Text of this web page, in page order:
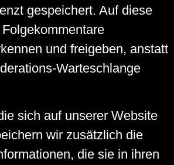
gespeichert. Auf diese
und freigeben, anstatt
Warteschlange
sich auf unserer Website
wir zusätzlich die
die sie in ihren